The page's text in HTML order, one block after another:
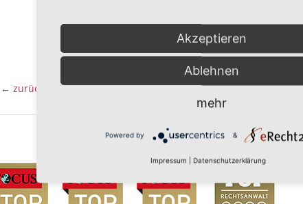
← zurück
Akzeptieren
Ablehnen
mehr
Powered by &
Impressum Datenschutzerklärung